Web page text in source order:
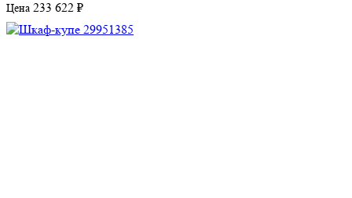
Цена 233 622 ₽